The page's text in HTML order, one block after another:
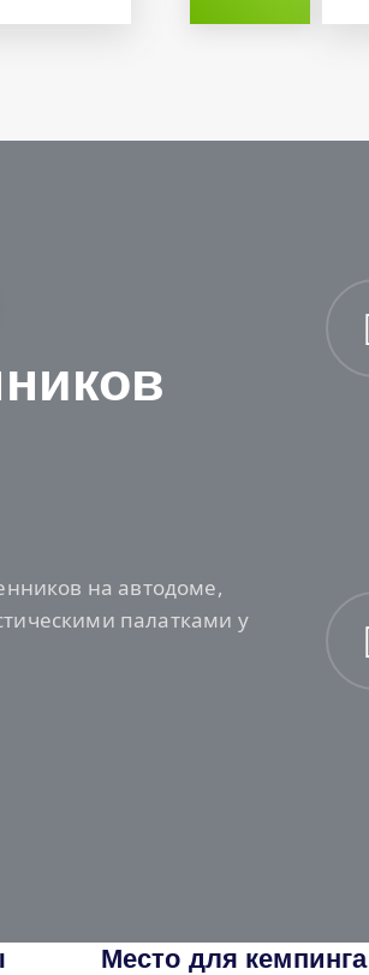
на автодоме,
палатками у
Место для кемпинга